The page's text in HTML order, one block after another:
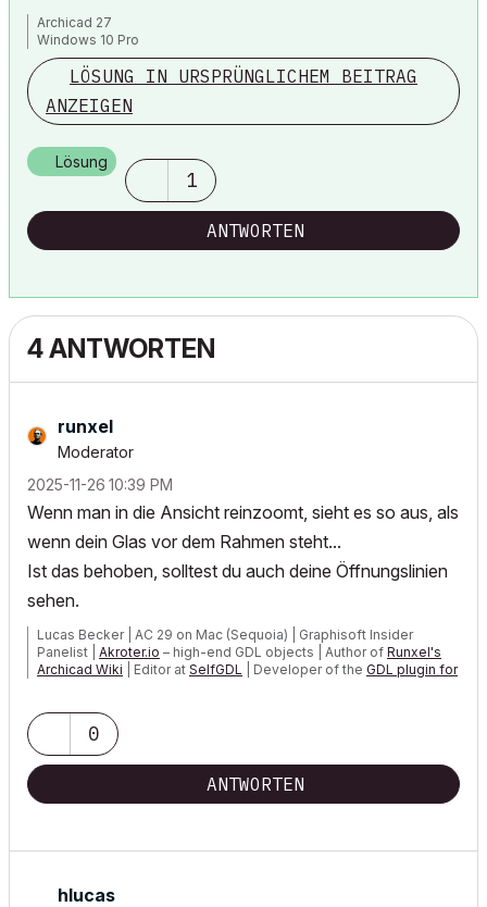
Archicad 27
Windows 10 Pro
LÖSUNG IN URSPRÜNGLICHEM BEITRAG
ANZEIGEN
Lösung
1
ANTWORTEN
4 ANTWORTEN
runxel
Moderator
‎2025-11-26 10:39 PM
Wenn man in die Ansicht reinzoomt, sieht es so aus, als
wenn dein Glas vor dem Rahmen steht...
Ist das behoben, solltest du auch deine Öffnungslinien
sehen.
Lucas Becker | AC 29 on Mac (Sequoia) | Graphisoft Insider
Panelist | Akroter.io – high-end GDL objects | Author of Runxel's
Archicad Wiki | Editor at SelfGDL | Developer of the GDL plugin for
My List of AC shortcomings & bugs
Mention AI Again
POSIWID – The Purpose Of a System Is What It Does ///
«Furthermore, I consider that Carth...yearly releases
destroyed»
0
ANTWORTEN
hlucas